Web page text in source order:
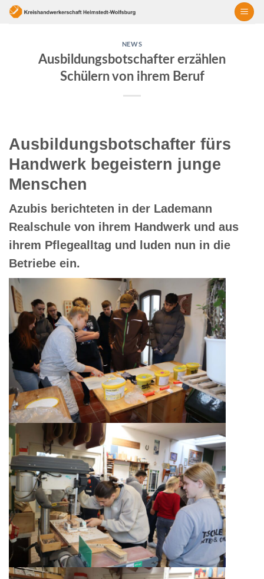
Skip
NEWS
Ausbildungsbotschafter erzählen
Schülern von ihrem Beruf
Ausbildungsbotschafter fürs
Handwerk begeistern junge
Menschen
Azubis berichteten in der Lademann
Realschule von ihrem Handwerk und aus
ihrem Pflegealltag und luden nun in die
Betriebe ein.